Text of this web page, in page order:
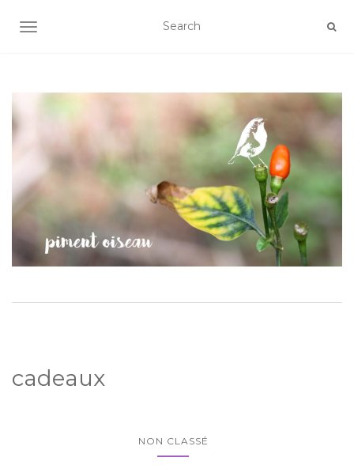
AFFICHER/MASQUER LA NAVIGATION
cadeaux
NON CLASSÉ